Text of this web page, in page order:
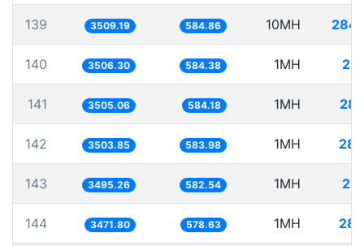
139 3509.19 584.86 10MH
140 3506.30 584.38 1MH
141 3505.06 584.18 1MH
142 3503.85 583.98 1MH
143 3495.26 582.54 1MH
144 3471.80 578.63 1MH